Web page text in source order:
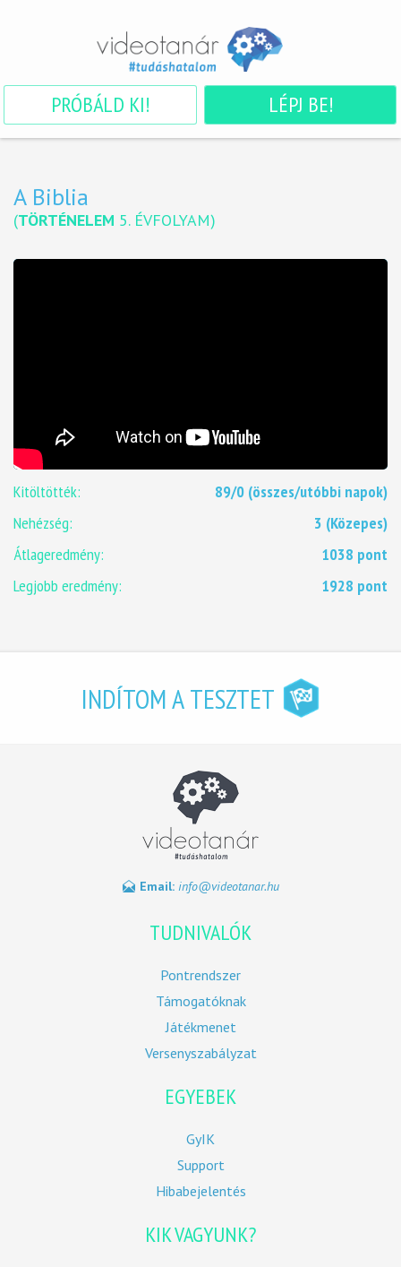
PRÓBÁLD KI! LÉPJ BE!
A Biblia
(TÖRTÉNELEM 5. ÉVFOLYAM)
Kitöltötték:
89/0 (összes/utóbbi napok)
Nehézség:
3 (Közepes)
Átlageredmény:
1038 pont
Legjobb eredmény:
1928 pont
INDÍTOM A TESZTET
Email: info@videotanar.hu
TUDNIVALÓK
Pontrendszer
Támogatóknak
Játékmenet
Versenyszabályzat
EGYEBEK
GyIK
Support
Hibabejelentés
KIK VAGYUNK?